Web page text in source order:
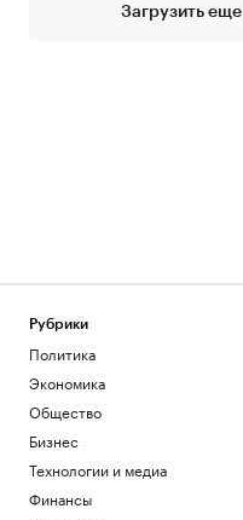
Загрузить еще
Рубрики
Политика
Экономика
Общество
Бизнес
Технологии и медиа
Финансы